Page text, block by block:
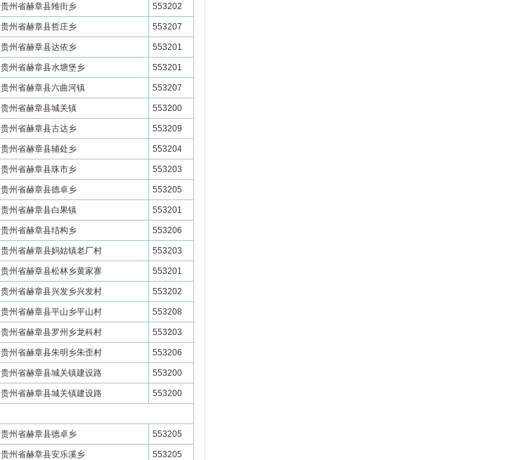
贵州省赫章县雉街乡 553202
贵州省赫章县哲庄乡 553207
贵州省赫章县达依乡 553201
贵州省赫章县水塘堡乡 553201
贵州省赫章县六曲河镇 553207
贵州省赫章县城关镇 553200
贵州省赫章县古达乡 553209
贵州省赫章县辅处乡 553204
贵州省赫章县珠市乡 553203
贵州省赫章县德卓乡 553205
贵州省赫章县白果镇 553201
贵州省赫章县结构乡 553206
贵州省赫章县妈姑镇老厂村 553203
贵州省赫章县松林乡黄家寨 553201
贵州省赫章县兴发乡兴发村 553202
贵州省赫章县平山乡平山村 553208
贵州省赫章县罗州乡龙科村 553203
贵州省赫章县朱明乡朱歪村 553206
贵州省赫章县城关镇建设路 553200
贵州省赫章县城关镇建设路 553200
贵州省赫章县德卓乡 553205
贵州省赫章县安乐溪乡 553205